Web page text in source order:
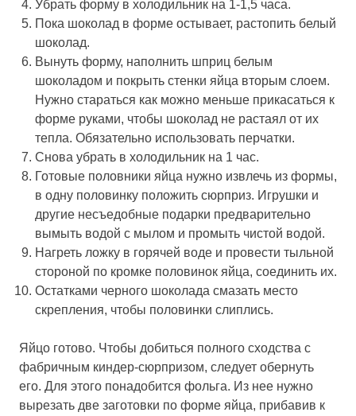
Убрать форму в холодильник на 1-1,5 часа.
Пока шоколад в форме остывает, растопить белый
шоколад.
Вынуть форму, наполнить шприц белым
шоколадом и покрыть стенки яйца вторым слоем.
Нужно стараться как можно меньше прикасаться к
форме руками, чтобы шоколад не растаял от их
тепла. Обязательно использовать перчатки.
Снова убрать в холодильник на 1 час.
Готовые половники яйца нужно извлечь из формы,
в одну половинку положить сюрприз. Игрушки и
другие несъедобные подарки предварительно
вымыть водой с мылом и промыть чистой водой.
Нагреть ложку в горячей воде и провести тыльной
стороной по кромке половинок яйца, соединить их.
Остатками черного шоколада смазать место
скрепления, чтобы половинки слиплись.
Яйцо готово. Чтобы добиться полного сходства с
фабричным киндер-сюрпризом, следует обернуть
его. Для этого понадобится фольга. Из нее нужно
вырезать две заготовки по форме яйца, прибавив к